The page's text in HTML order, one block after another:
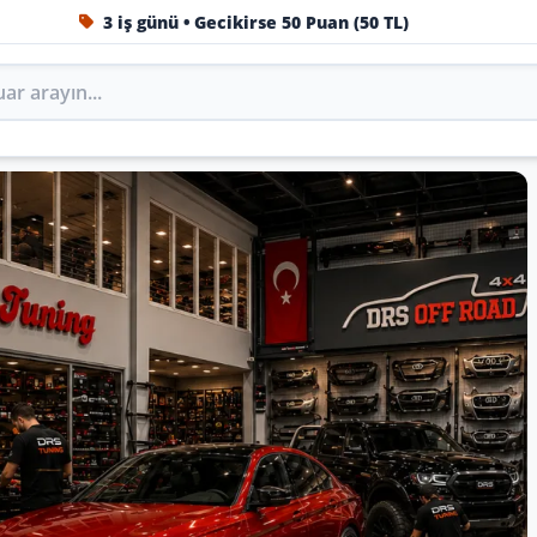
1984'ten beri Türkiye’nin en büyük oto aksesuar ve tuning
marka, model ve yıla göre keşfedin.